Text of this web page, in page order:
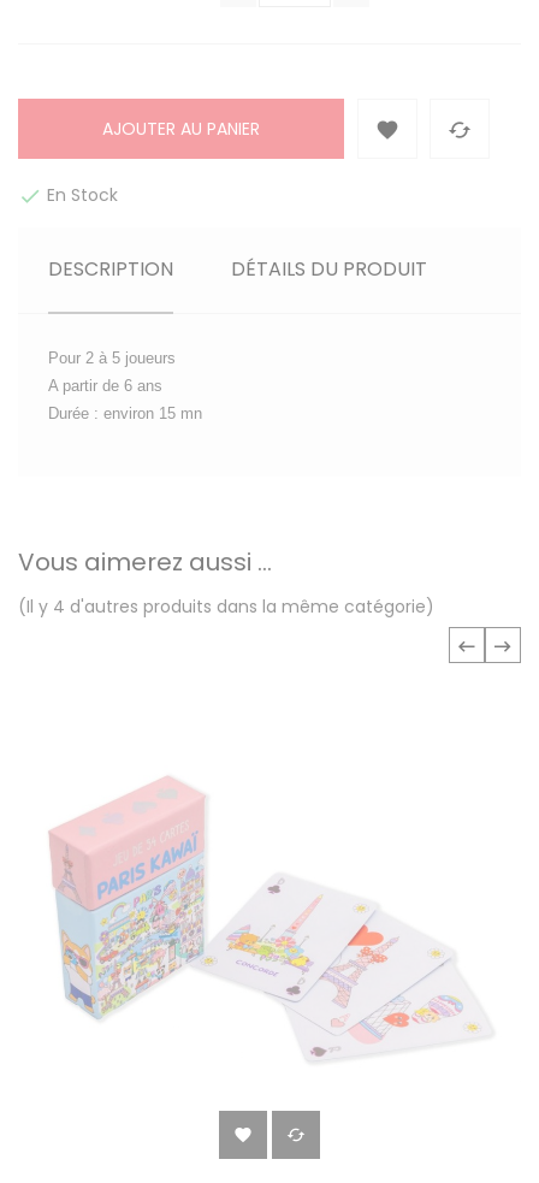
AJOUTER AU PANIER  
 En Stock
DESCRIPTION DÉTAILS DU PRODUIT
Pour 2 à 5 joueurs
A partir de 6 ans
Durée : environ 15 mn
Vous aimerez aussi ...
(Il y 4 d'autres produits dans la même catégorie)
 